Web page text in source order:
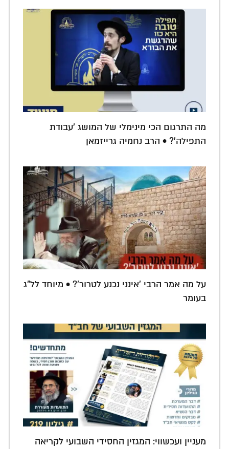
מה התרגום הכי מינימלי של המושג 'עבודת
התפילה'? • הרב נחמיה גרייזמאן
על מה אמר הרבי 'אינני נכנע לטרור'? • מיוחד לל"ג
בעומר
מעניין ועכשווי: המגזין החסידי השבועי לקריאה